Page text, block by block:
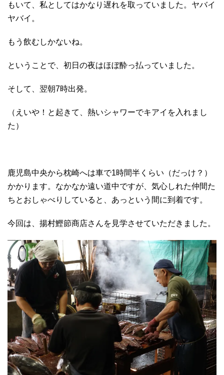
もいて、私としてはかなり遅れを取っていました。ヤバイ
ヤバイ。
もう飲むしかないね。
ということで、初日の夜はほぼ酔っ払っていました。
そして、翌朝7時出発。
（えいや！と起きて、熱いシャワーでキアイを入れまし
た）
鹿児島中央から枕崎へは車で1時間半くらい（だっけ？）
かかります。なかなか遠い道中ですが、気心しれた仲間た
ちとおしゃべりしていると、あっという間に到着です。
今回は、揚村鰹節商店さんを見学させていただきました。